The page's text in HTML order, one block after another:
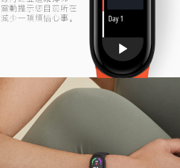
動提示您目前所在
少一項煩惱心事。